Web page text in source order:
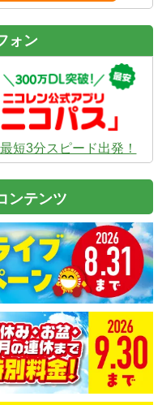
ォン
短3分スピード出発！
ンテンツ